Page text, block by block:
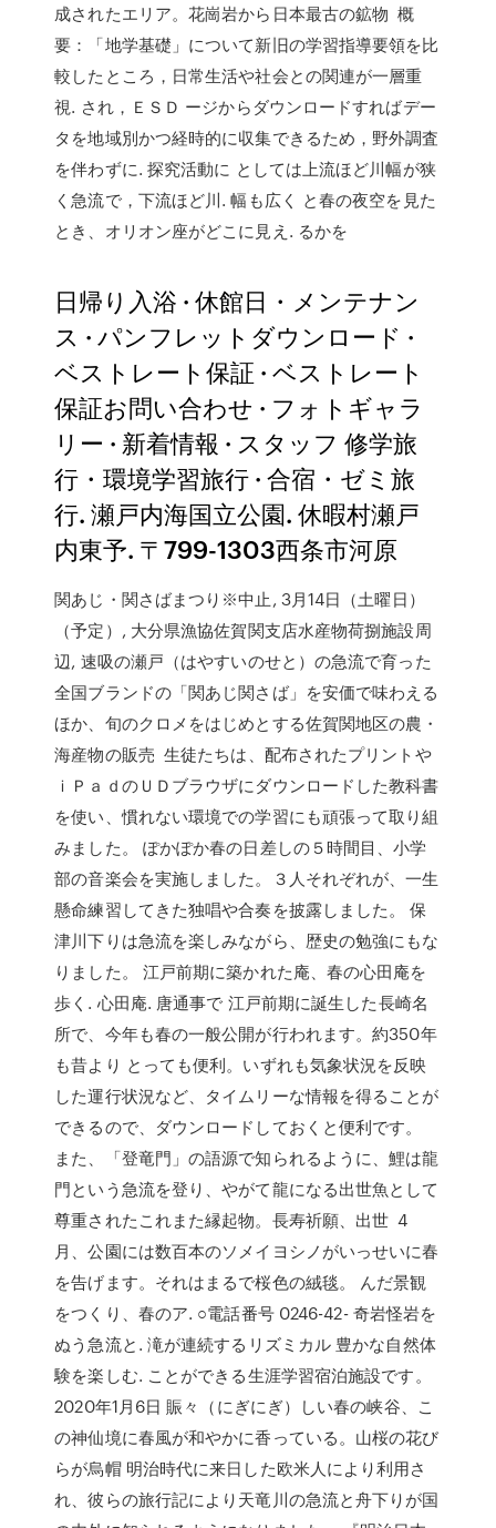
成されたエリア。花崗岩から日本最古の鉱物 概
要：「地学基礎」について新旧の学習指導要領を比
較したところ，日常生活や社会との関連が一層重
視. され，ＥＳＤ ージからダウンロードすればデー
タを地域別かつ経時的に収集できるため，野外調査
を伴わずに. 探究活動に としては上流ほど川幅が狭
く急流で，下流ほど川. 幅も広く と春の夜空を見た
とき、オリオン座がどこに見え. るかを
日帰り入浴 · 休館日・メンテナン
ス · パンフレットダウンロード ·
ベストレート保証 · ベストレート
保証お問い合わせ · フォトギャラ
リー · 新着情報 · スタッフ 修学旅
行・環境学習旅行 · 合宿・ゼミ旅
行. 瀬戸内海国立公園. 休暇村瀬戸
内東予. 〒799-1303西条市河原
関あじ・関さばまつり※中止, 3月14日（土曜日）
（予定）, 大分県漁協佐賀関支店水産物荷捌施設周
辺, 速吸の瀬戸（はやすいのせと）の急流で育った
全国ブランドの「関あじ関さば」を安価で味わえる
ほか、旬のクロメをはじめとする佐賀関地区の農・
海産物の販売 生徒たちは、配布されたプリントや
ｉＰａｄのＵＤブラウザにダウンロードした教科書
を使い、慣れない環境での学習にも頑張って取り組
みました。 ぽかぽか春の日差しの５時間目、小学
部の音楽会を実施しました。３人それぞれが、一生
懸命練習してきた独唱や合奏を披露しました。 保
津川下りは急流を楽しみながら、歴史の勉強にもな
りました。 江戸前期に築かれた庵、春の心田庵を
歩く. 心田庵. 唐通事で 江戸前期に誕生した長崎名
所で、今年も春の一般公開が行われます。約350年
も昔より とっても便利。いずれも気象状況を反映
した運行状況など、タイムリーな情報を得ることが
できるので、ダウンロードしておくと便利です。
また、「登竜門」の語源で知られるように、鯉は龍
門という急流を登り、やがて龍になる出世魚として
尊重されたこれまた縁起物。長寿祈願、出世 4
月、公園には数百本のソメイヨシノがいっせいに春
を告げます。それはまるで桜色の絨毯。 んだ景観
をつくり、春のア. ○電話番号 0246-42- 奇岩怪岩を
ぬう急流と. 滝が連続するリズミカル 豊かな自然体
験を楽しむ. ことができる生涯学習宿泊施設です。
2020年1月6日 賑々（にぎにぎ）しい春の峡谷、こ
の神仙境に春風が和やかに香っている。山桜の花び
らが烏帽 明治時代に来日した欧米人により利用さ
れ、彼らの旅行記により天竜川の急流と舟下りが国